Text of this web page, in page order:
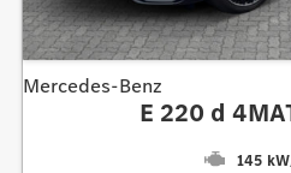
Mercedes-Benz
E 220 d
145 kW